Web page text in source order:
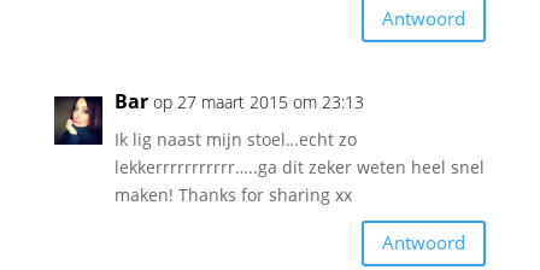
Antwoord
Bar op 27 maart 2015 om 23:13
Ik lig naast mijn stoel…echt zo
lekkerrrrrrrrrrr…..ga dit zeker weten heel snel
maken! Thanks for sharing xx
Antwoord